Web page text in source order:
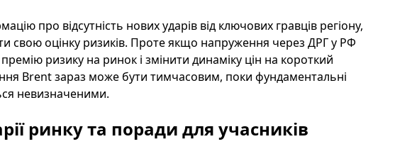
про відсутність нових ударів від ключових гравців регіону,
свою оцінку ризиків. Проте якщо напруження через ДРГ у РФ
ризику на ринок і змінити динаміку цін на короткий
Brent зараз може бути тимчасовим, поки фундаментальні
невизначеними.
ринку та поради для учасників